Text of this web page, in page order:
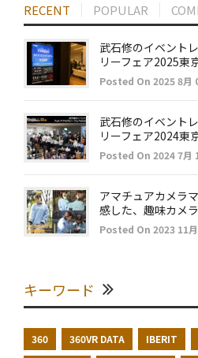
RECENT POPULAR
武石修のイベント
リーフェア2025東
Posted On 2025 8月
武石修のイベント
リーフェア2024東
Posted On 2024 7月
アマチュアカメラ
感した、趣味カメ
Posted On 2023 11
キーワード
360 360VR DATA IBERIT